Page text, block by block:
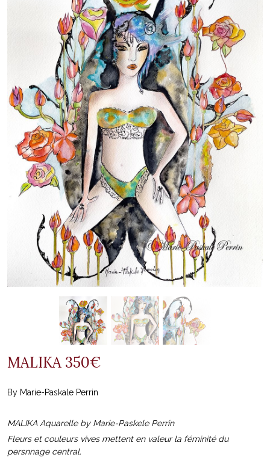
MALIKA 350€
By Marie-Paskale Perrin
MALIKA Aquarelle by Marie-Paskele Perrin
Fleurs et couleurs vives mettent en valeur la féminité du
persnnage central.